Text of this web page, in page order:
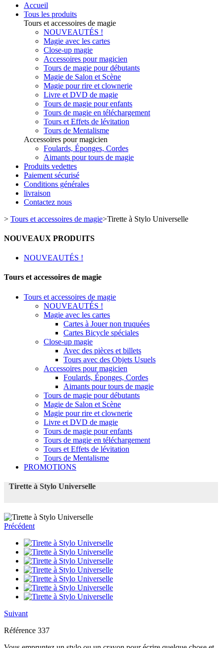
Accueil
Tous les produits
Tours et accessoires de magie
NOUVEAUTÉS !
Magie avec les cartes
Close-up magie
Accessoires pour magicien
Tours de magie pour débutants
Magie de Salon et Scène
Magie pour rire et clownerie
Livre et DVD de magie
Tours de magie pour enfants
Tours de magie en téléchargement
Tours et Effets de lévitation
Tours de Mentalisme
Accessoires pour magicien
Foulards, Éponges, Cordes
Aimants pour tours de magie
Produits vedettes
Paiement sécurisé
Conditions générales
livraison
Contactez nous
> Tours et accessoires de magie>Tirette à Stylo Universelle
NOUVEAUX PRODUITS
NOUVEAUTÉS !
Tours et accessoires de magie
Tours et accessoires de magie
NOUVEAUTÉS !
Magie avec les cartes
Cartes à Jouer non truquées
Cartes Bicycle spéciales
Close-up magie
Avec des pièces et billets
Tours avec des Objets Usuels
Accessoires pour magicien
Foulards, Éponges, Cordes
Aimants pour tours de magie
Tours de magie pour débutants
Magie de Salon et Scène
Magie pour rire et clownerie
Livre et DVD de magie
Tours de magie pour enfants
Tours de magie en téléchargement
Tours et Effets de lévitation
Tours de Mentalisme
PROMOTIONS
Tirette à Stylo Universelle
Précédent
Suivant
Référence 337